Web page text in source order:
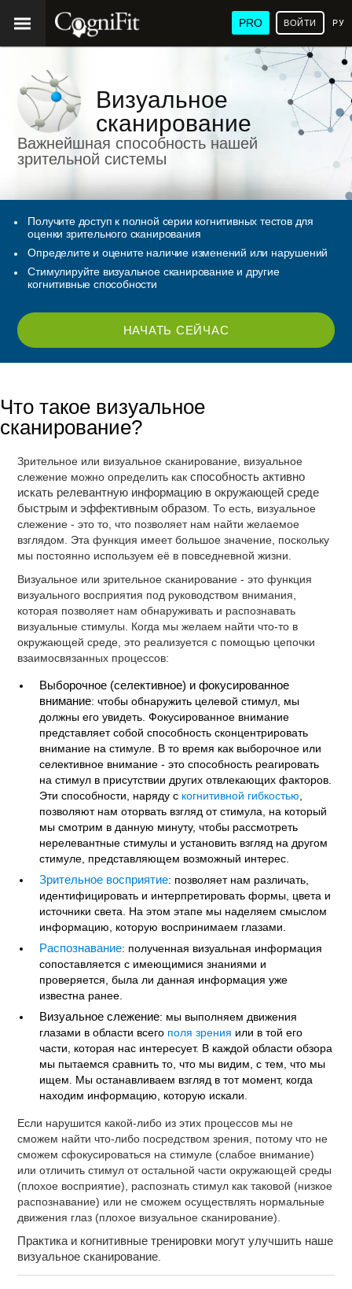
PRO ВОЙТИ
Визуальное
сканирование
Важнейшная способность нашей
зрительной системы
Получите доступ к полной серии когнитивных тестов для
оценки зрительного сканирования
Определите и оцените наличие изменений или нарушений
Стимулируйте визуальное сканирование и другие
когнитивные способности
НАЧАТЬ СЕЙЧАС
Что такое визуальное
сканирование?
Зрительное или визуальное сканирование, визуальное
слежение можно определить какспособность активно
искать релевантную информацию в окружающей среде
быстрым и эффективным образом . То есть, визуальное
слежение - это то, что позволяет нам найти желаемое
взглядом. Эта функция имеет большое значение, поскольку
мы постоянно используем её в повседневной жизни.
Визуальное или зрительное сканирование - это функция
визуального восприятия под руководством внимания,
которая позволяет нам обнаруживать и распознавать
визуальные стимулы. Когда мы желаем найти что-то в
окружающей среде, это реализуется с помощью цепочки
взаимосвязанных процессов:
Выборочное (селективное) и фокусированное
внимание: чтобы обнаружить целевой стимул, мы
должны его увидеть. Фокусированное внимание
представляет собой способность сконцентрировать
внимание на стимуле. В то время как выборочное или
селективное внимание - это способность реагировать
на стимул в присутствии других отвлекающих факторов.
Эти способности, наряду с когнитивной гибкостью
позволяют нам оторвать взгляд от стимула, на который
мы смотрим в данную минуту, чтобы рассмотреть
нерелевантные стимулы и установить взгляд на другом
стимуле, представляющем возможный интерес.
Зрительное восприятие: позволяет нам различать,
идентифицировать и интерпретировать формы, цвета и
источники света. На этом этапе мы наделяем смыслом
информацию, которую воспринимаем глазами.
Распознавание: полученная визуальная информация
сопоставляется с имеющимися знаниями и
проверяется, была ли данная информация уже
известна ранее.
Визуальное слежение: мы выполняем движения
глазами в области всего поля зрения или в той его
части, которая нас интересует. В каждой области обзора
мы пытаемся сравнить то, что мы видим, с тем, что мы
ищем. Мы останавливаем взгляд в тот момент, когда
находим информацию, которую искали.
Если нарушится какой-либо из этих процессов мы не
сможем найти что-либо посредством зрения, потому что не
сможем сфокусироваться на стимуле (слабое внимание)
или отличить стимул от остальной части окружающей среды
(плохое восприятие), распознать стимул как таковой (низкое
распознавание) или не сможем осуществлять нормальные
движения глаз (плохое визуальное сканирование).
Практика и когнитивные тренировки могут улучшить наше
визуальное сканирование